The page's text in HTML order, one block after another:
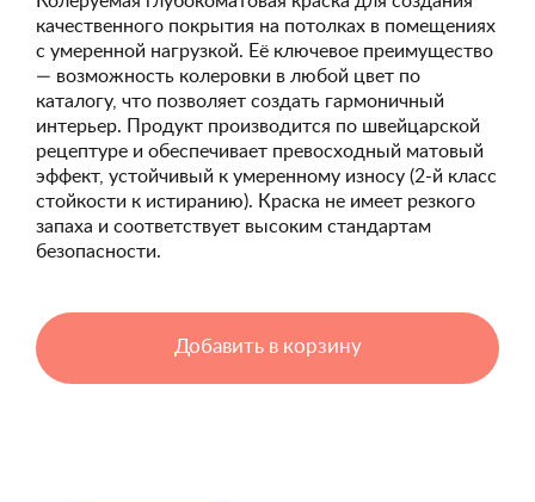
качественного покрытия на потолках в помещениях
с умеренной нагрузкой. Её ключевое преимущество
— возможность колеровки в любой цвет по
каталогу, что позволяет создать гармоничный
интерьер. Продукт производится по швейцарской
рецептуре и обеспечивает превосходный матовый
эффект, устойчивый к умеренному износу (2-й класс
стойкости к истиранию). Краска не имеет резкого
запаха и соответствует высоким стандартам
безопасности.
Добавить в корзину